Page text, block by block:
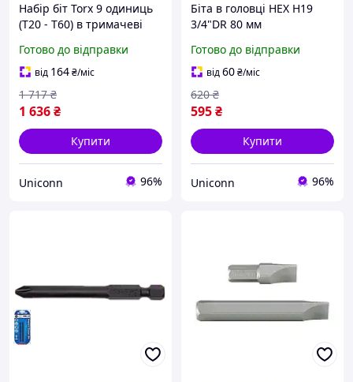
Набір біт Torx 9 одиниць
(T20 - T60) в тримачеві
Готово до відправки
від 164₴/міс
1 636₴
1 717 ₴
Купити
Uniconn 96%
Біта в головці HEX H19
3/4"DR 80 мм
Готово до відправки
від60₴/міс
595₴
620 ₴
Купити
Uniconn 96%